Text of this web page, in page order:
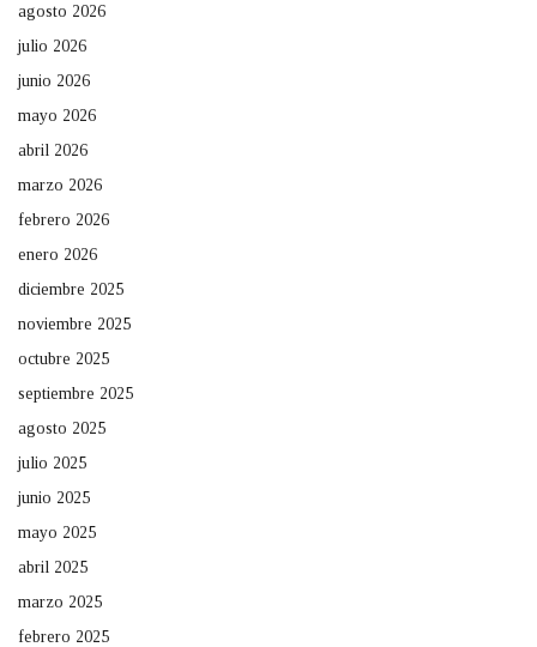
agosto 2026
julio 2026
junio 2026
mayo 2026
abril 2026
marzo 2026
febrero 2026
enero 2026
diciembre 2025
noviembre 2025
octubre 2025
septiembre 2025
agosto 2025
julio 2025
junio 2025
mayo 2025
abril 2025
marzo 2025
febrero 2025